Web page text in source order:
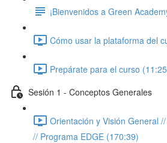
¡Bienvenidos a Green
Cómo usar la plataforma del
Prepárate para el curso
Sesión 1 - Conceptos Generales
Orientación y Visión General
// Programa EDGE (170:39)